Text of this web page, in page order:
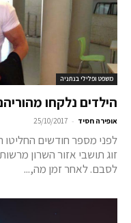
משפט ופלילי בנתניה
הילדים נלקחו
אופירה חסיד -
25/10/2017
לפני מספר חודשים החליטו
זוג תושבי אזור השרון
לסבם. לאחר זמן מה,...